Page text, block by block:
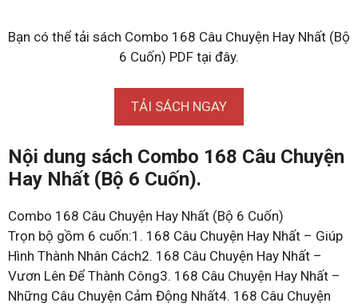
Bạn có thể tải sách Combo 168 Câu Chuyện Hay Nhất (Bộ
6 Cuốn) PDF tại đây.
TẢI SÁCH NGAY
Nội dung sách Combo 168 Câu Chuyện
Hay Nhất (Bộ 6 Cuốn).
Combo 168 Câu Chuyện Hay Nhất (Bộ 6 Cuốn)
Trọn bộ gồm 6 cuốn:1. 168 Câu Chuyện Hay Nhất – Giúp
Hình Thành Nhân Cách2. 168 Câu Chuyện Hay Nhất –
Vươn Lên Để Thành Công3. 168 Câu Chuyện Hay Nhất –
Những Câu Chuyện Cảm Động Nhất4. 168 Câu Chuyện